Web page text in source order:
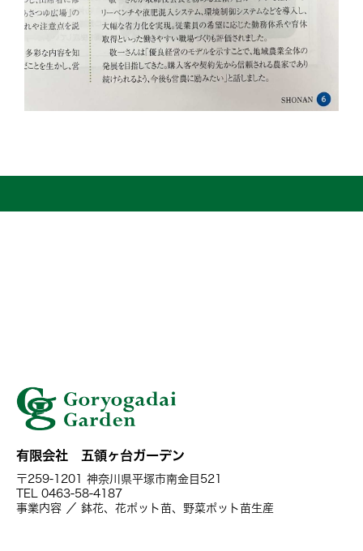
有限会社 五領ヶ台ガーデン
〒259-1201 神奈川県平塚市南金目521
TEL 0463-58-4187
事業内容 ／ 鉢花、花ポット苗、野菜ポット苗生産